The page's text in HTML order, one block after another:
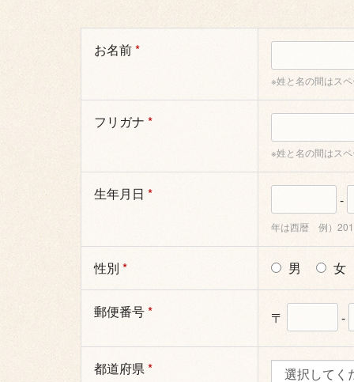
お名前*
※姓と名の間はス
フリガナ *
※姓と名の間はス
生年月日 * -
年は西暦 例）
性別 * 男 女
郵便番号* 〒 -
都道府県*